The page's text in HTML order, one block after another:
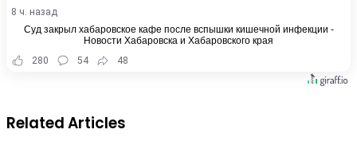
8 ч. назад
Суд закрыл хабаровское кафе после вспышки кишечной инфекции -
Новости Хабаровска и Хабаровского края
280
54 48
Related Articles